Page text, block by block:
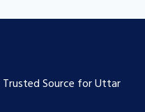
Trusted Source for Uttar